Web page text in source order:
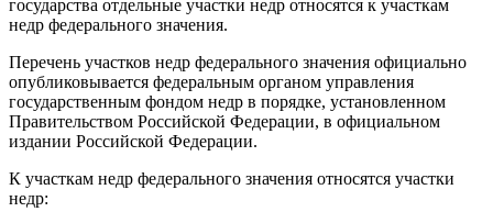
государства отдельные участки недр относятся к участкам
недр федерального значения.
Перечень участков недр федерального значения официально
опубликовывается федеральным органом управления
государственным фондом недр в порядке, установленном
Правительством Российской Федерации, в официальном
издании Российской Федерации.
К участкам недр федерального значения относятся участки
недр: